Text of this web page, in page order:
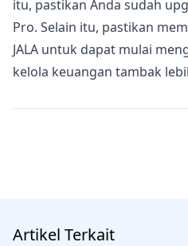
itu, pastikan Anda sudah
Pro. Selain itu, pastikan
JALA untuk dapat mulai
kelola keuangan tambak
Artikel Terkait